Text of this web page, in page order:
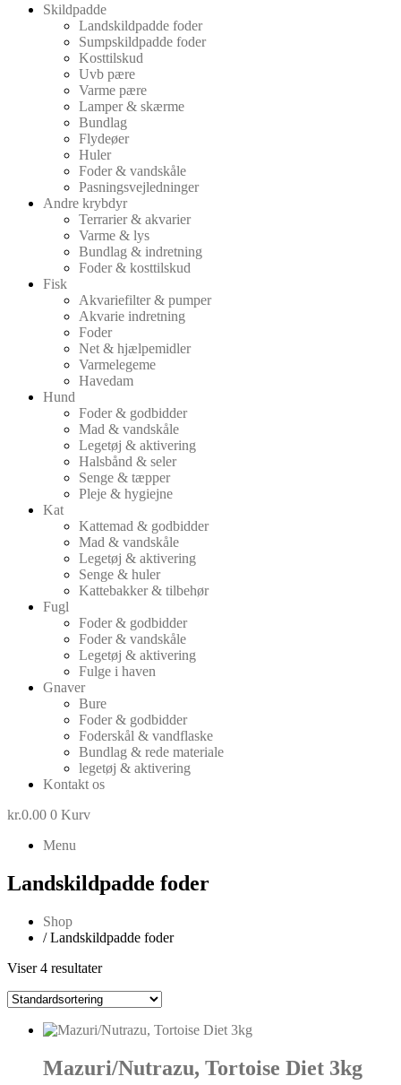
Skildpadde
Landskildpadde foder
Sumpskildpadde foder
Kosttilskud
Uvb pære
Varme pære
Lamper & skærme
Bundlag
Flydeøer
Huler
Foder & vandskåle
Pasningsvejledninger
Andre krybdyr
Terrarier & akvarier
Varme & lys
Bundlag & indretning
Foder & kosttilskud
Fisk
Akvariefilter & pumper
Akvarie indretning
Foder
Net & hjælpemidler
Varmelegeme
Havedam
Hund
Foder & godbidder
Mad & vandskåle
Legetøj & aktivering
Halsbånd & seler
Senge & tæpper
Pleje & hygiejne
Kat
Kattemad & godbidder
Mad & vandskåle
Legetøj & aktivering
Senge & huler
Kattebakker & tilbehør
Fugl
Foder & godbidder
Foder & vandskåle
Legetøj & aktivering
Fulge i haven
Gnaver
Bure
Foder & godbidder
Foderskål & vandflaske
Bundlag & rede materiale
legetøj & aktivering
Kontakt os
kr.0.00 0 Kurv
Menu
Landskildpadde foder
Shop
/ Landskildpadde foder
Viser 4 resultater
Mazuri/Nutrazu, Tortoise Diet 3kg